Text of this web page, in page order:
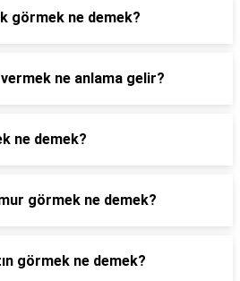
görmek ne demek?
ne anlama gelir?
ne demek?
görmek ne demek?
görmek ne demek?